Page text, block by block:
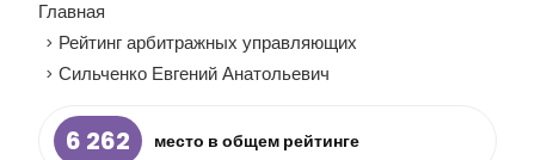
Главная
> Рейтинг арбитражных управляющих
> Сильченко Евгений Анатольевич
6 262 место в общем рейтинге